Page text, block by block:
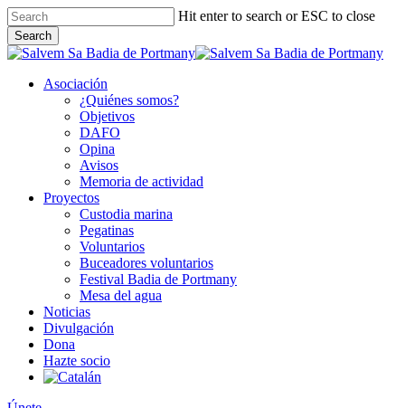
Skip
to
main
content
Hit enter to search or ESC to close
Search
Close
Asociación
¿Quiénes somos?
Objetivos
DAFO
Opina
Avisos
Memoria de actividad
Proyectos
Custodia marina
Pegatinas
Voluntarios
Buceadores voluntarios
Festival Badia de Portmany
Mesa del agua
Noticias
Divulgación
Dona
Hazte socio